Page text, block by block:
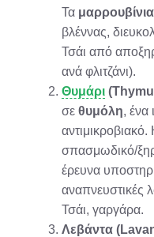
Τα μαρρουβίνια
βλέννας,
Τσάι από
ανά φλιτζάνι).
Θυμάρι
σε θυμόλη, ένα
σπασμωδικό/
έρευνα
αναπνευστικές
Τσάι, γαργάρα.
Λεβάντα